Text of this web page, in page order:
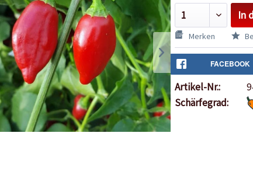
In
Merken
FACEBOOK
Artikel-Nr.:
Schärfegrad: